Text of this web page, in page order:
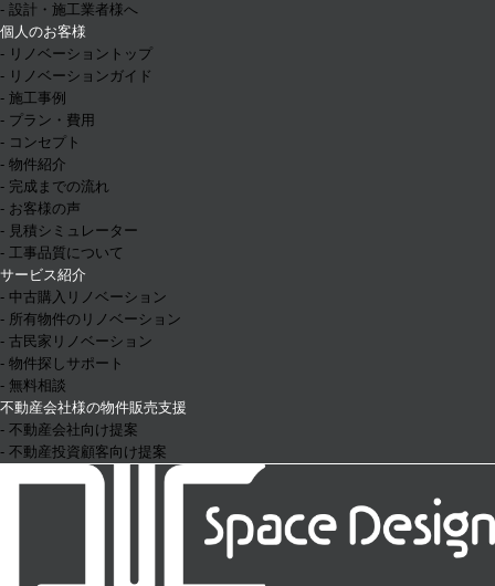
- 設計・施工業者様へ
個人のお客様
- リノベーショントップ
- リノベーションガイド
- 施工事例
- プラン・費用
- コンセプト
- 物件紹介
- 完成までの流れ
- お客様の声
- 見積シミュレーター
- 工事品質について
サービス紹介
- 中古購入リノベーション
- 所有物件のリノベーション
- 古民家リノベーション
- 物件探しサポート
- 無料相談
不動産会社様の物件販売支援
- 不動産会社向け提案
- 不動産投資顧客向け提案